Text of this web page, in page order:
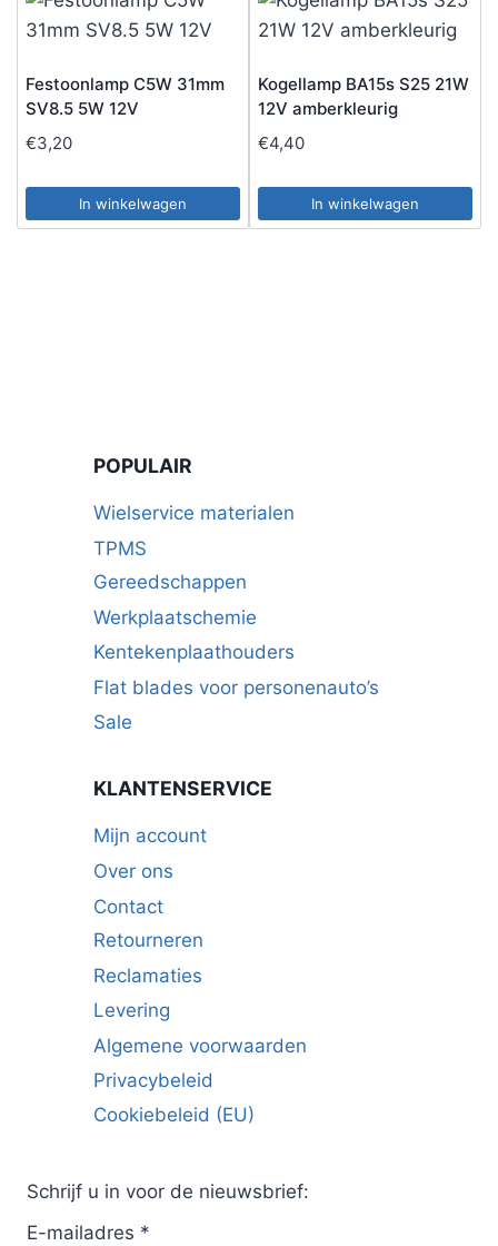
Festoonlamp C5W 31mm
SV8.5 5W 12V
€3,20
In winkelwagen
Kogellamp BA15s S25 21W
12V amberkleurig
€4,40
In winkelwagen
POPULAIR
Wielservice materialen
TPMS
Gereedschappen
Werkplaatschemie
Kentekenplaathouders
Flat blades voor personenauto’s
Sale
KLANTENSERVICE
Mijn account
Over ons
Contact
Retourneren
Reclamaties
Levering
Algemene voorwaarden
Privacybeleid
Cookiebeleid (EU)
Schrijf u in voor de nieuwsbrief:
E-mailadres *